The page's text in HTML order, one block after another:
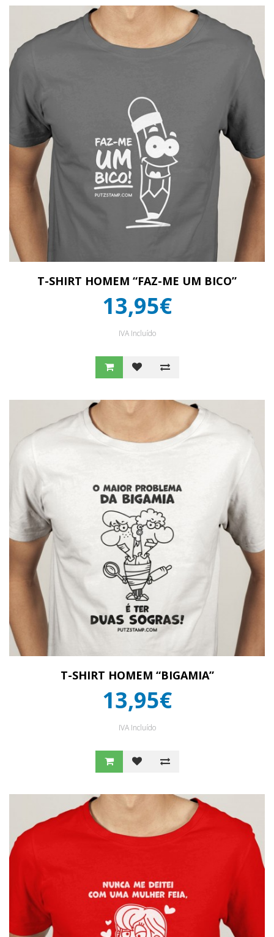
T-SHIRT HOMEM “FAZ-ME UM BICO”
13,95€
IVA Incluído
T-SHIRT HOMEM “BIGAMIA”
13,95€
IVA Incluído